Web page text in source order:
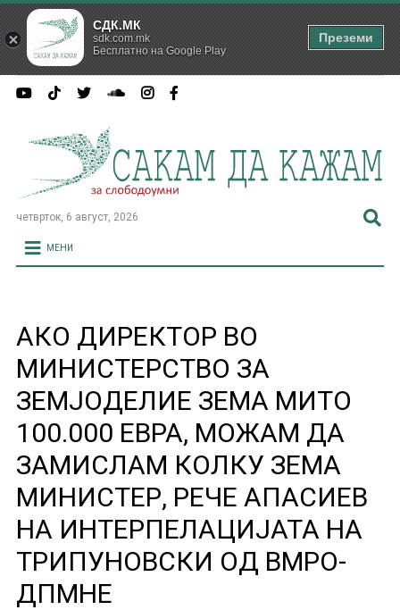
четврток, 6 август, 2026
МЕНИ
АКО ДИРЕКТОР ВО
МИНИСТЕРСТВО ЗА
ЗЕМЈОДЕЛИЕ ЗЕМА МИТО
100.000 ЕВРА, МОЖАМ ДА
ЗАМИСЛАМ КОЛКУ ЗЕМА
МИНИСТЕР, РЕЧЕ АПАСИЕВ
НА ИНТЕРПЕЛАЦИЈАТА НА
ТРИПУНОВСКИ ОД ВМРО-
ДПМНЕ
СДК.МК
sdk.com.mk
Бесплатно на Google Play
Преземи